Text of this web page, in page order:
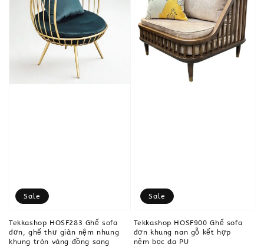
Sale
Tekkashop HOSF283 Ghế sofa
đơn, ghế thư giãn nệm nhung
khung tròn vàng đồng sang
Sale
Tekkashop HOSF900 Ghế sofa
đơn khung nan gỗ kết hợp
nệm bọc da PU